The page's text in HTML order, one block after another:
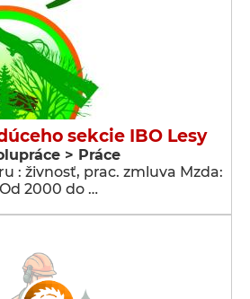
sekcie IBO Lesy
> Práce
: živnosť, prac. zmluva Mzda:
Od 2000 do …